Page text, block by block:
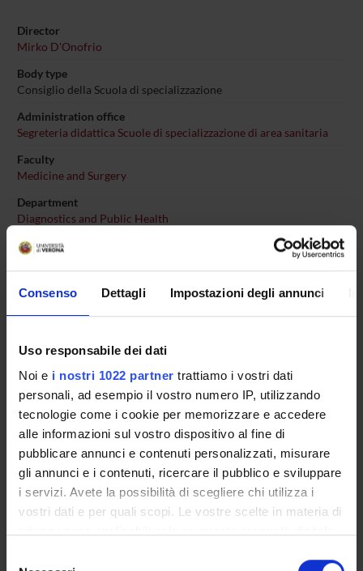
Consenso Dettagli Impostazioni degli annunci
Uso responsabile dei dati
Noi e i nostri 1022 partner trattiamo i vostri dati
personali, ad esempio il vostro numero IP, utilizzando
tecnologie come i cookie per memorizzare e accedere
alle informazioni sul vostro dispositivo al fine di
pubblicare annunci e contenuti personalizzati, misurare
gli annunci e i contenuti, ricercare il pubblico e sviluppare
i servizi. Avete la possibilità di scegliere chi utilizza i
vostri dati e per quali scopi. Le vostre scelte in materia di
Director
Mirko D'Onofrio
Body type
Consiglio della Scuola di specializzazione
Administration office
Segreteria didattica Scuole di specializzazione di area sanitaria
Faculty
Medicine and Surgery
Department
Diagnostics and Public Health
Section
Tasks
Il Consiglio della Scuola, presieduto dal Direttore, ha
concernenti l'organizzazione e la gestione delle attività formative
della Scuola.
In particolare:
Elegge, ogni 3 anni accademici, il Direttore della Scuola
Approva, annualmente, la composizione del corpo
docente e i piani didattici
Approva la collocazione dei Medici in Formazione in
strutture extra rete formativa
Il Consiglio è composto dal corpo docente della Scuola e da una
Scuola garantendo comunque almeno un rappresentante per